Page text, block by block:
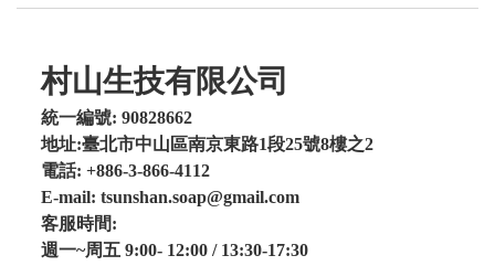
村山生技有限公司
統一編號: 90828662
地址:臺北市中山區南京東路1段25號8樓之2
電話: +886-3-866-4112
E-mail: tsunshan.soap@gmail.com
客服時間:
週一~周五 9:00- 12:00 / 13:30-17:30